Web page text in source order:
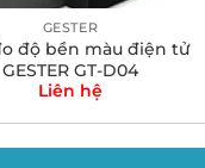
GESTER
độ bền màu điện tử
GESTER GT-D04
Liên hệ